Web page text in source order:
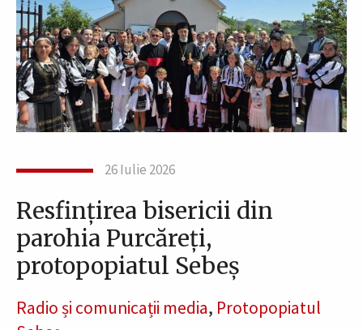
26 Iulie 2026
Resfințirea bisericii din
parohia Purcăreți,
protopopiatul Sebeș
Radio și comunicații media, Protopopiatul